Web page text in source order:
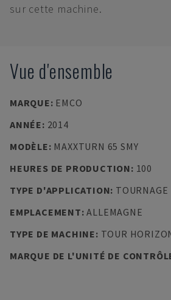
sur cette machine.
Vue d'ensemble
MARQUE: EMCO
ANNÉE: 2014
MODÈLE: MAXXTURN 65 SMY
HEURES DE PRODUCTION: 100
TYPE D'APPLICATION: TOURNAGE
EMPLACEMENT:ALLEMAGNE
TYPE DE MACHINE: TOUR
MARQUE DE L'UNITÉ DE